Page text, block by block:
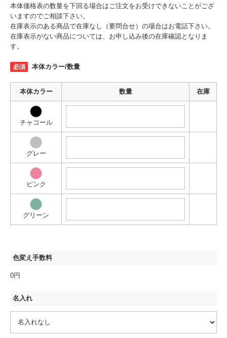
本体価格表の数量を下回る場合はご注文をお受けできないことがござ
いますのでご相談下さい。
在庫表示のある商品で在庫なし（要問合せ）の場合はお電話下さい。
在庫表示がない商品については、お申し込み後の在庫確認となりま
す。
本体カラー/数量
本体カラー 数量 在庫
チャコール
グレー
ピンク
グリーン
色変え手数料
0円
名入れ